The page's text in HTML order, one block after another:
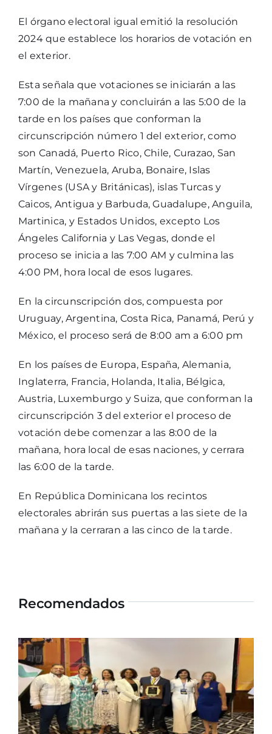
El órgano electoral igual emitió la resolución
2024 que establece los horarios de votación en
el exterior.
Esta señala que votaciones se iniciarán a las
7:00 de la mañana y concluirán a las 5:00 de la
tarde en los países que conforman la
circunscripción número 1 del exterior, como
son Canadá, Puerto Rico, Chile, Curazao, San
Martín, Venezuela, Aruba, Bonaire, Islas
Vírgenes (USA y Británicas), islas Turcas y
Caicos, Antigua y Barbuda, Guadalupe, Anguila,
Martinica, y Estados Unidos, excepto Los
Ángeles California y Las Vegas, donde el
proceso se inicia a las 7:00 AM y culmina las
4:00 PM, hora local de esos lugares.
En la circunscripción dos, compuesta por
Uruguay, Argentina, Costa Rica, Panamá, Perú y
México, el proceso será de 8:00 am a 6:00 pm
En los países de Europa, España, Alemania,
Inglaterra, Francia, Holanda, Italia, Bélgica,
Austria, Luxemburgo y Suiza, que conforman la
circunscripción 3 del exterior el proceso de
votación debe comenzar a las 8:00 de la
mañana, hora local de esas naciones, y cerrara
las 6:00 de la tarde.
En República Dominicana los recintos
electorales abrirán sus puertas a las siete de la
mañana y la cerraran a las cinco de la tarde.
Recomendados